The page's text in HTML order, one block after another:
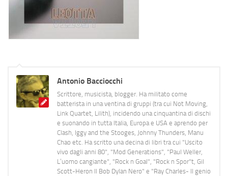
Antonio Bacciocchi
Scrittore, musicista, blogger. Ha militato come
batterista in una ventina di gruppi (tra cui Not Moving,
Link Quartet, Lilith), incidendo una cinquantina di dischi
e suonando in tutta Italia, Europa e USA e aprendo per
Clash, Iggy and the Stooges, Johnny Thunders, Manu
Chao etc. Ha scritto una decina di libri tra cui "Uscito
vivo dagli anni 80", "Mod Generations", "Paul Weller,
L’uomo cangiante", "Rock n Goal", "Rock n Spor"t, Gil
Scott-Heron Il Bob Dylan Nero" e "Ray Charles- Il genio